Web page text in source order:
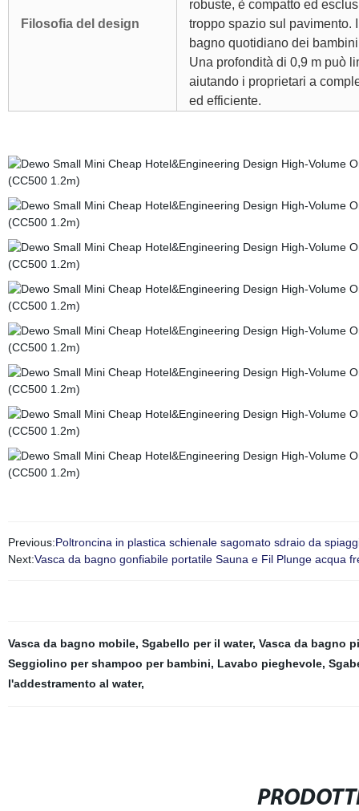
Filosofia del design
robuste, è compatto ed
troppo spazio sul pavimento.
bagno quotidiano dei
Una profondità di 0,9 m può
aiutando i proprietari a
ed efficiente.
Previous:Poltroncina in plastica schienale sagomato sdraio da
Next:Vasca da bagno gonfiabile portatile Sauna e Fil Plunge acqua
Vasca da bagno mobile, Sgabello per il water, Vasca da bagno
Seggiolino per shampoo per bambini, Lavabo pieghevole,
l'addestramento al water,